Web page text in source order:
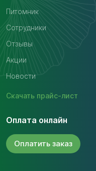
Питомник
Сотрудники
Отзывы
Акции
Новости
Скачать прайс-лист
Оплата онлайн
Оплатить заказ